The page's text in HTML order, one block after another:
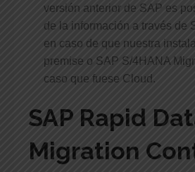
versión anterior de SAP es
de la información a través de
en caso de que nuestra
premise o SAP S/4HANA
caso que fuese Cloud.
SAP Rapid
Migration